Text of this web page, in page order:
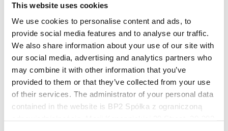
This website uses cookies
We use cookies to personalise content and ads, to
provide social media features and to analyse our traffic.
We also share information about your use of our site with
our social media, advertising and analytics partners who
may combine it with other information that you’ve
provided to them or that they’ve collected from your use
of their services. The administrator of your personal data
contained in the website is BP2 Spółka z ograniczoną
Pomocne linki